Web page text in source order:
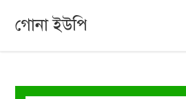
গোনা ইউপি